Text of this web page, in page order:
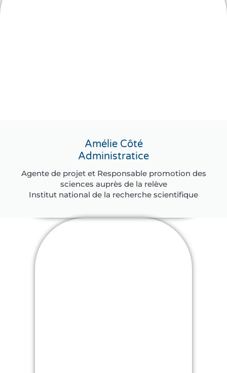
Amélie Côté
Administratice
Agente de projet et Responsable promotion des
sciences auprès de la relève
Institut national de la recherche scientifique